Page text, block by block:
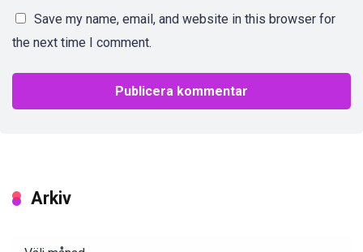
Save my name, email, and website in this browser for
the next time I comment.
Arkiv